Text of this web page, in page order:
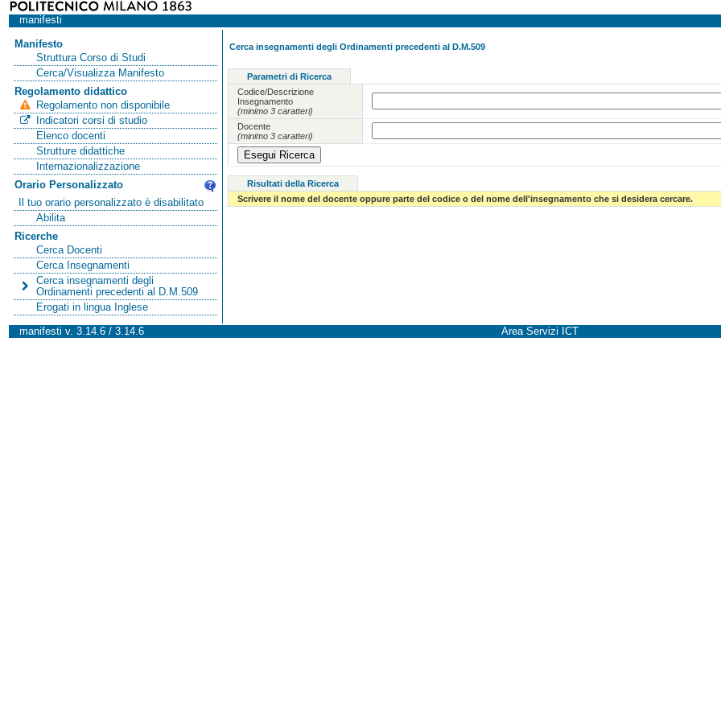
manifesti
Manifesto
Struttura Corso di Studi
Cerca/Visualizza Manifesto
Regolamento didattico
Regolamento non disponibile
Indicatori corsi di studio
Elenco docenti
Strutture didattiche
Internazionalizzazione
Orario Personalizzato
Il tuo orario personalizzato è disabilitato
Abilita
Ricerche
Cerca Docenti
Cerca Insegnamenti
Cerca insegnamenti degli
Ordinamenti precedenti al D.M.509
Erogati in lingua Inglese
Cerca insegnamenti degli Ordinamenti precedenti al D.M.509
Parametri di Ricerca
Codice/Descrizione
Insegnamento
(minimo 3 caratteri)
Docente
(minimo 3 caratteri)
Risultati della Ricerca
Scrivere il nome del docente oppure parte del codice o del nome dell'insegnamento che si desidera cercare.
manifesti v. 3.14.6 / 3.14.6 Area Servizi ICT